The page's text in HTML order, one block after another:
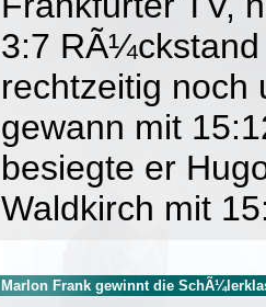
3:7
rechtzeitig noch
gewann mit
besiegte er
Waldkirch mit
Marlon Frank gewinnt die